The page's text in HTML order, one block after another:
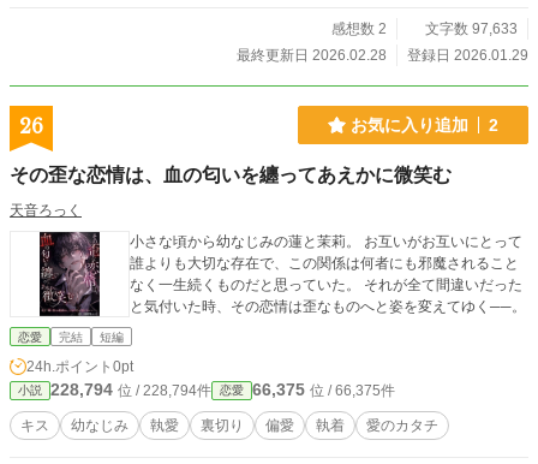
感想数 2
文字数 97,633
最終更新日 2026.02.28
登録日 2026.01.29
26 お気に入り追加 2
その歪な恋情は、血の匂いを纏ってあえかに微笑む
天音ろっく
小さな頃から幼なじみの蓮と茉莉。 お互いがお互いにとって
誰よりも大切な存在で、この関係は何者にも邪魔されること
なく一生続くものだと思っていた。 それが全て間違いだった
と気付いた時、その恋情は歪なものへと姿を変えてゆく──。
恋愛 完結 短編
24h.ポイント 0pt
小説 228,794 位 / 228,794件 恋愛 66,375 位 / 66,375件
キス 幼なじみ 執愛 裏切り 偏愛 執着 愛のカタチ